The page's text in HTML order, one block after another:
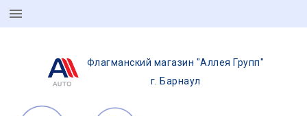
Флагманский магазин "Аллея Групп"
г. Барнаул